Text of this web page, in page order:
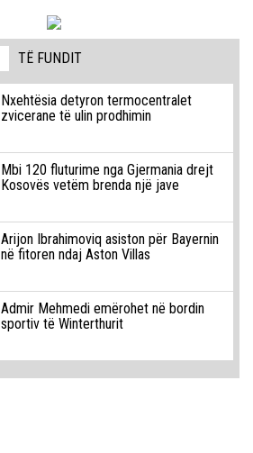
TË FUNDIT
Nxehtësia detyron termocentralet
zvicerane të ulin prodhimin
Mbi 120 fluturime nga Gjermania drejt
Kosovës vetëm brenda një jave
Arijon Ibrahimoviq asiston për Bayernin
në fitoren ndaj Aston Villas
Admir Mehmedi emërohet në bordin
sportiv të Winterthurit